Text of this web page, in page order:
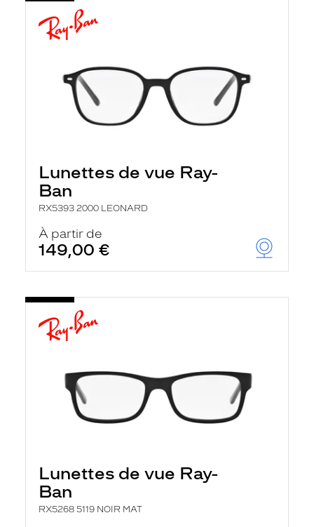
Lunettes de vue Ray-
Ban
RX5393 2000 LEONARD
À partir de
149,00 €
Lunettes de vue Ray-
Ban
RX5268 5119 NOIR MAT